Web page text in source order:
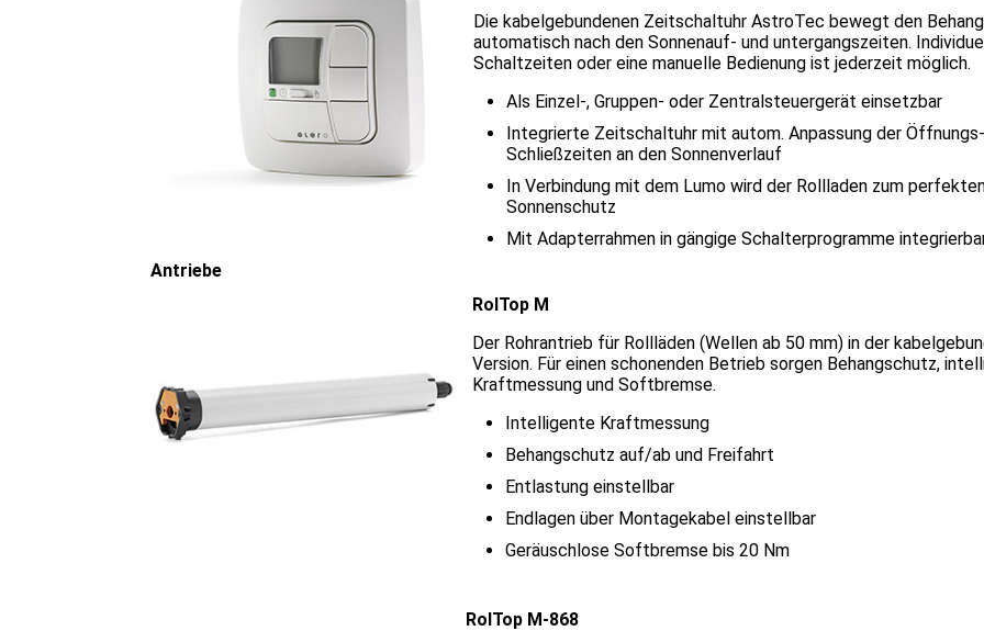
Die kabelgebundenen Zeitschaltuhr AstroTec bewegt den Behang
automatisch nach den Sonnenauf- und untergangszeiten.
Schaltzeiten oder eine manuelle Bedienung ist jederzeit möglich.
Als Einzel-, Gruppen- oder Zentralsteuergerät einsetzbar
Integrierte Zeitschaltuhr mit autom. Anpassung der
Schließzeiten an den Sonnenverlauf
In Verbindung mit dem Lumo wird der Rollladen zum
Sonnenschutz
Mit Adapterrahmen in gängige Schalterprogramme
Antriebe
RolTop M
Der Rohrantrieb für Rollläden (Wellen ab 50 mm) in der
Version. Für einen schonenden Betrieb sorgen Behangschutz,
Kraftmessung und Softbremse.
Intelligente Kraftmessung
Behangschutz auf/ab und Freifahrt
Entlastung einstellbar
Endlagen über Montagekabel einstellbar
Geräuschlose Softbremse bis 20 Nm
RolTop M-868